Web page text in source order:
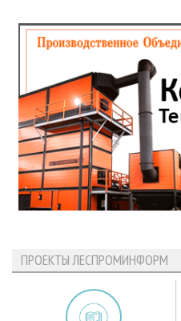
ПРОЕКТЫ ЛЕСПРОМИНФОРМ